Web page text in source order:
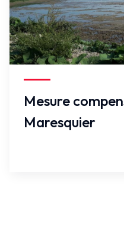
Mesure
Maresquier
Faux